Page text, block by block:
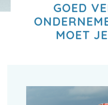
GOED
MOET